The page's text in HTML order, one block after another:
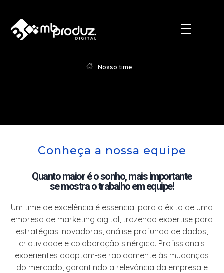
Nosso time
Conheça a nossa equipe
Quanto maior é o sonho, mais importante
se mostra o trabalho em equipe!
Um time de excelência é essencial para o êxito de uma
empresa de marketing digital, trazendo expertise para
estratégias inovadoras, análise profunda de dados,
criatividade e colaboração sinérgica. Profissionais
experientes adaptam-se rapidamente às mudanças
do mercado, garantindo a relevância da empresa e